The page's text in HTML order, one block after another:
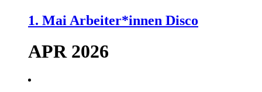
1. Mai Arbeiter*innen Disco
APR 2026